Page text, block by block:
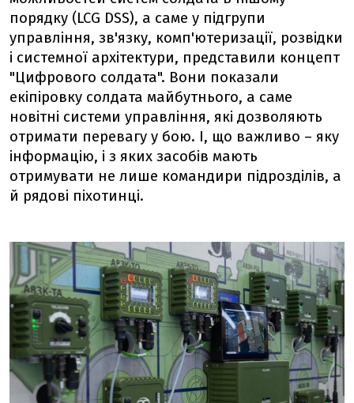
порядку (LCG DSS), а саме у підгрупи
управління, зв'язку, комп'ютеризації, розвідки
і системної архітектури, представили концепт
"Цифрового солдата". Вони показали
екіпіровку солдата майбутнього, а саме
новітні системи управління, які дозволяють
отримати перевагу у бою. І, що важливо – яку
інформацію, і з яких засобів мають
отримувати не лише командири підрозділів, а
й рядові піхотинці.